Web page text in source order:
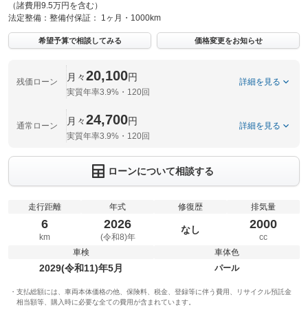
（諸費用9.5万円を含む）
法定整備： 整備付保証： 1ヶ月・1000km
希望予算で相談してみる 価格変更をお知らせ
残価ローン 月々20,100円
実質年率3.9%・120回
詳細を見る
通常ローン 月々24,700円
実質年率3.9%・120回
詳細を見る
ローンについて相談する
走行距離
6
km
年式
2026
(令和8)年
修復歴
なし
排気量
2000
cc
車検
2029(令和11)年5月
車体色
パール
支払総額には、車両本体価格の他、保険料、税金、登録等に伴う費用、リサイクル預託金
相当額等、購入時に必要な全ての費用が含まれています。